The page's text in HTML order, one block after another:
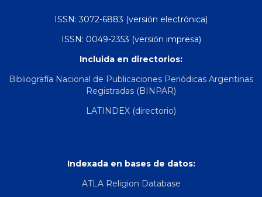
ISSN: 3072-6883 (versión electrónica)
ISSN: 0049-2353 (versión impresa)
Incluida en directorios:
Bibliografía Nacional de Publicaciones Periódicas Argentinas
Registradas (BINPAR)
LATINDEX (directorio)
Indexada en bases de datos:
ATLA Religion Database